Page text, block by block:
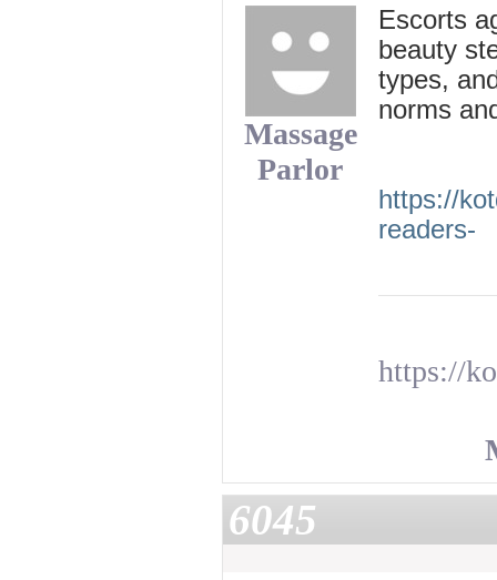
Massage
Parlor
Escorts
beauty
types,
norms
https://
readers-
https://
6045